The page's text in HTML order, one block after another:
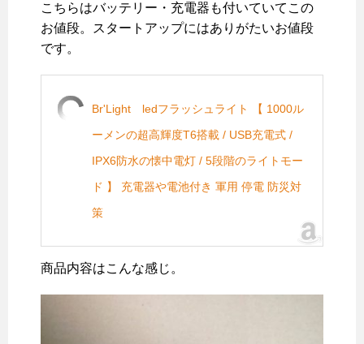
こちらはバッテリー・充電器も付いていてこの
お値段。スタートアップにはありがたいお値段
です。
Br'Light ledフラッシュライト 【 1000ル
ーメンの超高輝度T6搭載 / USB充電式 /
IPX6防水の懐中電灯 / 5段階のライトモー
ド 】 充電器や電池付き 軍用 停電 防災対
策
商品内容はこんな感じ。